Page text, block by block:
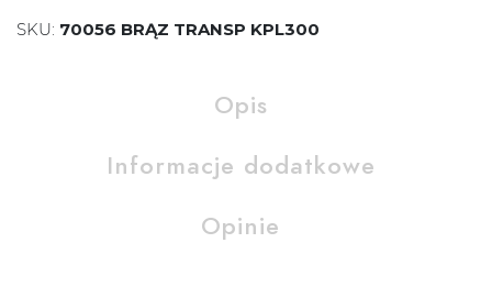
SKU: 70056 BRĄZ TRANSP KPL300
Opis
Informacje dodatkowe
Opinie